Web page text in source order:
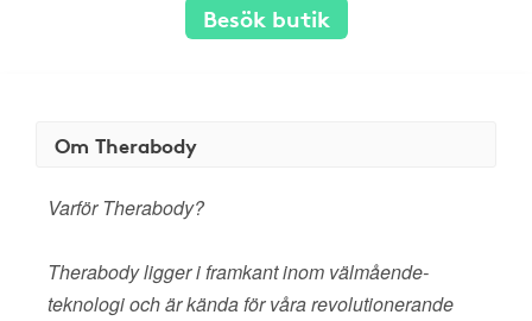
Besök butik
Om Therabody
Varför Therabody?
Therabody ligger i framkant inom välmående-
teknologi och är kända för våra revolutionerande